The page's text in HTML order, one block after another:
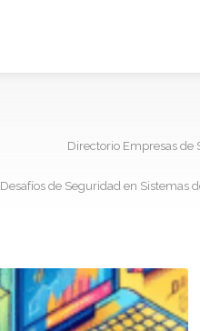
Directorio Empresas de
Desafíos de Seguridad en Sistemas